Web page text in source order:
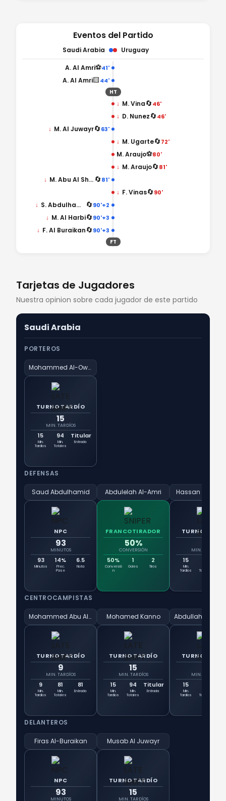
Eventos del Partido
Saudi Arabia Uruguay
41'
⚽
A. Al Amri
44'
🟨
A. Al Amri
HT
↓ M. Vina🔄46'
↓ D. Nunez🔄46'
63'
🔄
↓ M. Al Juwayr
↓ M. Ugarte🔄72'
M. Araujo⚽80'
↓ M. Araujo🔄81'
81'
🔄
↓ M. Abu Al Shamat
↓ F. Vinas🔄90'
90'+2
🔄
↓ S. Abdulhamid
90'+3
🔄
↓ M. Al Harbi
90'+3
🔄
↓ F. Al Buraikan
FT
Tarjetas de Jugadores
Nuestra opinion sobre cada jugador de este partido
Saudi Arabia
PORTEROS
Mohammed Al-Owais
TURNO TARDÍO
15
MIN. TARDÍOS
15
Min.
Tardíos
94
Min.
Totales
Titular
Entrada
DEFENSAS
Saud Abdulhamid
NPC
93
MINUTOS
93
Minutos
14%
Prec.
Pase
6.5
Nota
Abdulelah Al-Amri
FRANCOTIRADOR
50%
CONVERSIÓN
50%
Conversió
n
1
Goles
2
Tiros
Hassan
TURNO
MIN. TARDÍOS
15
Min.
Tardíos
Totales
CENTROCAMPISTAS
Mohammed Abu Al-Shamat
TURNO TARDÍO
9
MIN. TARDÍOS
9
Min.
Tardíos
81
Min.
Totales
81
Entrada
Mohamed Kanno
TURNO TARDÍO
15
MIN. TARDÍOS
15
Min.
Tardíos
94
Min.
Totales
Titular
Entrada
TURNO
MIN. TARDÍOS
15
Min.
Tardíos
Totales
DELANTEROS
Firas Al-Buraikan
NPC
93
MINUTOS
Musab Al Juwayr
TURNO TARDÍO
15
MIN. TARDÍOS